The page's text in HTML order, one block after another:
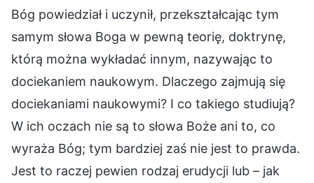
Bóg powiedział i uczynił, przekształcając tym
samym słowa Boga w pewną teorię, doktrynę,
którą można wykładać innym, nazywając to
dociekaniem naukowym. Dlaczego zajmują się
dociekaniami naukowymi? I co takiego studiują?
W ich oczach nie są to słowa Boże ani to, co
wyraża Bóg; tym bardziej zaś nie jest to prawda.
Jest to raczej pewien rodzaj erudycji lub – jak